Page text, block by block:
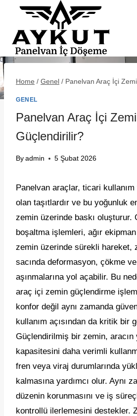
content
Home / Genel / Panelvan Araç İçi
GENEL
Panelvan Araç İçi
Güçlendirilir?
By admin 5 Şubat 2026
Panelvan araçlar, ticari
olan taşıtlardır ve bu yoğunluk
zemin üzerinde baskı oluşturur.
boşaltma işlemleri, ağır ekipman
zemin üzerinde sürekli hareket,
sacında deformasyon, çökme
aşınmalarına yol açabilir. Bu
araç içi zemin güçlendirme
konfor değil aynı zamanda
kullanım açısından da kritik bir
Güçlendirilmiş bir zemin, aracın
kapasitesini daha verimli
fren veya viraj durumlarında
kalmasına yardımcı olur. Aynı
düzenin korunmasını ve iş
kontrollü ilerlemesini destekler.